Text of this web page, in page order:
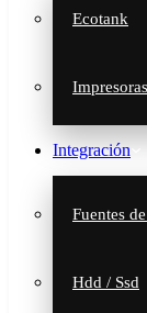
Ecotank
Integración
Fuentes
Hdd / Ssd